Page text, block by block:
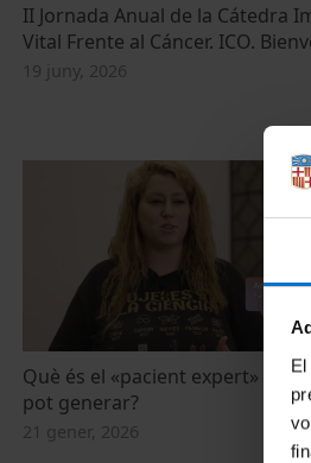
II Jornada Anual de la Cátedra
Vital Frente al Cáncer. ICO.
19 juny, 2026
Què és el «pacient expert» i
pot generar?
21 gener, 2026